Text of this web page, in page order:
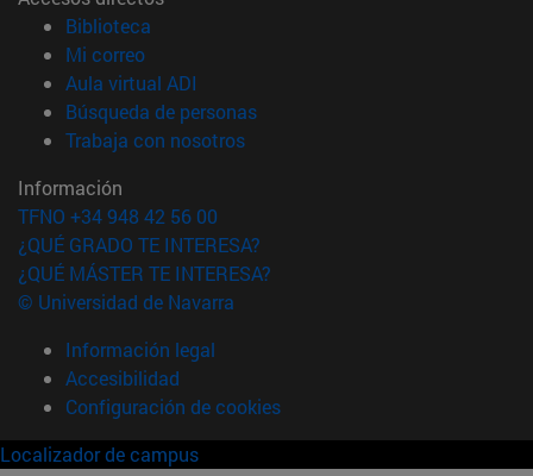
Biblioteca
Mi correo(abre en nueva ventana)
Aula virtual ADI
Búsqueda de personas(abre en nueva ventana)
Trabaja con nosotros(abre en nueva ventana)
Información
TFNO +34 948 42 56 00
¿QUÉ GRADO TE INTERESA?
¿QUÉ MÁSTER TE INTERESA?
© Universidad de Navarra
Información legal
Accesibilidad
Configuración de cookies
Localizador de campus